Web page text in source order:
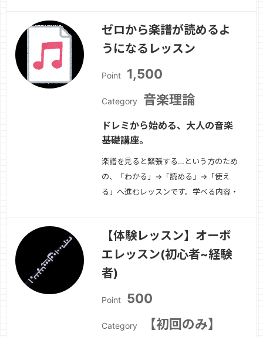
習・DTMでの吹奏楽パート管理・作
曲・編曲者向け基礎知識対象・吹奏楽経
い方・編曲や作曲…
ゼロから楽譜が読めるよ
うになるレッスン
Point 1,500
Category 音楽理論
ドレミから始める、大人の音楽
基礎講座。
楽譜を見ると緊張する…という方のため
の、「わかる」→「読める」→「使え
る」へ進むレッスンです。学べる内容・
ト音記号・ヘ音記号の読み方・初見練習
のコツ向いている方・独学で挫折した
方・新しい趣味として音楽を始めたい
方・DTM・作曲に…
【体験レッスン】オーボ
エレッスン(初心者~経験
者)
Point 500
Category
【初回のみ】